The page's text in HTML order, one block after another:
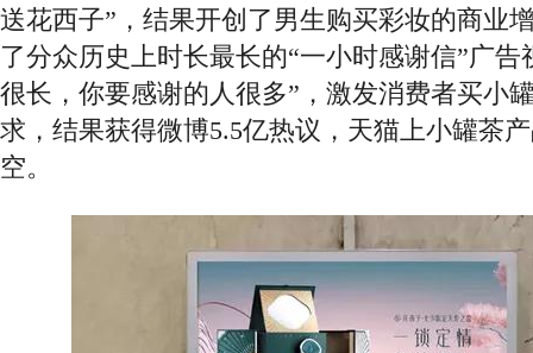
送花西子”，结果开创了男生购买彩妆的商业
了分众历史上时长最长的“一小时感谢信”广告
很长，你要感谢的人很多”，激发消费者买小
求，结果获得微博5.5亿热议，天猫上小罐茶
空。